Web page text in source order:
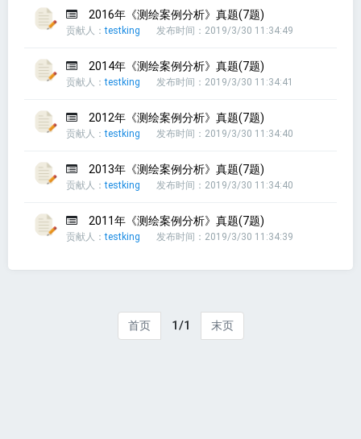
2016年《测绘案例分析》真题(7题)
贡献人：testking 发布时间：2019/3/30 11:34:49
2014年《测绘案例分析》真题(7题)
贡献人：testking 发布时间：2019/3/30 11:34:41
2012年《测绘案例分析》真题(7题)
贡献人：testking 发布时间：2019/3/30 11:34:40
2013年《测绘案例分析》真题(7题)
贡献人：testking 发布时间：2019/3/30 11:34:40
2011年《测绘案例分析》真题(7题)
贡献人：testking 发布时间：2019/3/30 11:34:39
首页 1/1 末页